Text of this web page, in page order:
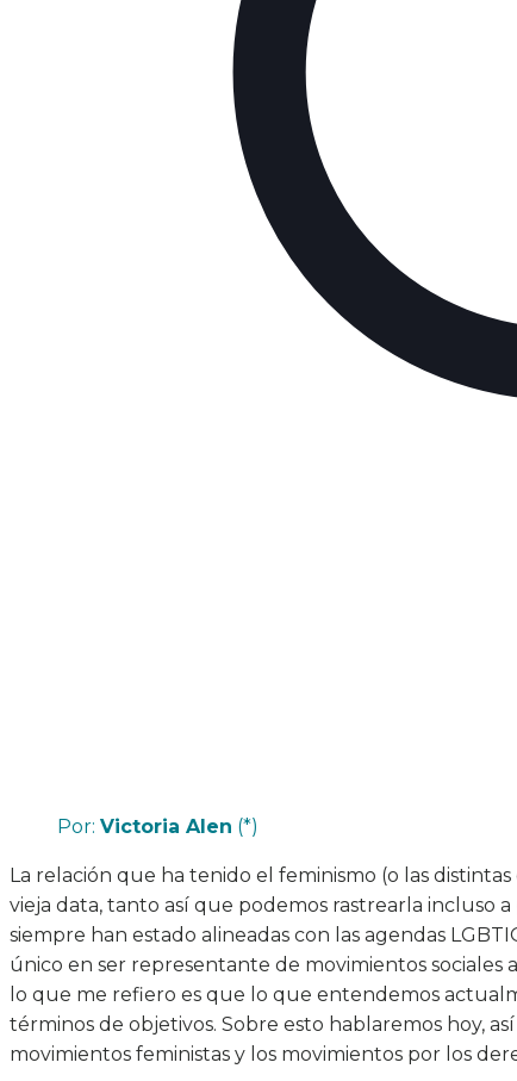
Por: Victoria Alen (*)
La relación que ha tenido el feminismo (o las
vieja data, tanto así que podemos rastrearla incluso
siempre han estado alineadas con las agendas
único en ser representante de movimientos sociales
lo que me refiero es que lo que entendemos
términos de objetivos. Sobre esto hablaremos hoy,
movimientos feministas y los movimientos por los